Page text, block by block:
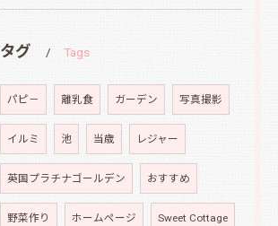
タグ Tags
パピ－ 離乳食 ガーデン 写真撮影
イルミ 池 当歳 レジャー
英国プラチナゴールデン おすすめ
野菜作り ホームページ Sweet Cottage